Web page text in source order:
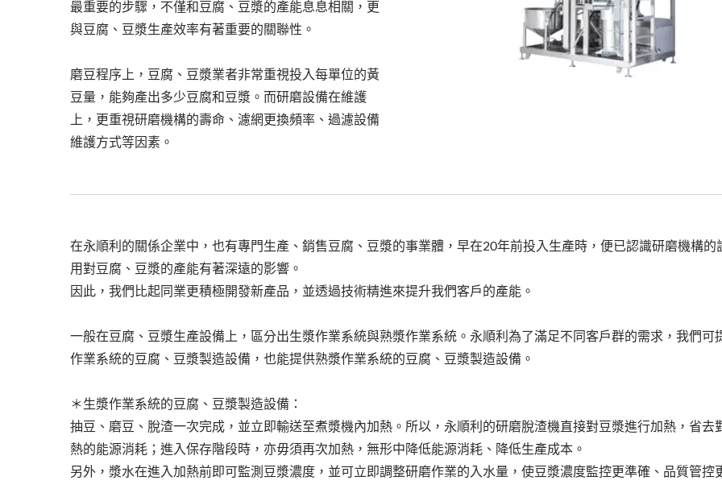
最重要的步驟，不僅和豆腐、豆漿的產能息息相關，更
與豆腐、豆漿生產效率有著重要的關聯性。
磨豆程序上，豆腐、豆漿業者非常重視投入每單位的黃
豆量，能夠產出多少豆腐和豆漿。而研磨設備在維護
上，更重視研磨機構的壽命、濾網更換頻率、過濾設備
維護方式等因素。
在永順利的關係企業中，也有專門生產、銷售豆腐、豆漿的事業體，早在20年前投入生產時，便已認識研磨機構的
用對豆腐、豆漿的產能有著深遠的影響。
因此，我們比起同業更積極開發新產品，並透過技術精進來提升我們客戶的產能。
一般在豆腐、豆漿生產設備上，區分出生漿作業系統與熟漿作業系統。永順利為了滿足不同客戶群的需求，我們可
作業系統的豆腐、豆漿製造設備，也能提供熟漿作業系統的豆腐、豆漿製造設備。
＊生漿作業系統的豆腐、豆漿製造設備：
抽豆、磨豆、脫渣一次完成，並立即輸送至煮漿機內加熱。所以，永順利的研磨脫渣機直接對豆漿進行加熱，省去
熱的能源消耗；進入保存階段時，亦毋須再次加熱，無形中降低能源消耗、降低生產成本。
另外，漿水在進入加熱前即可監測豆漿濃度，並可立即調整研磨作業的入水量，使豆漿濃度監控更準確、品質管控